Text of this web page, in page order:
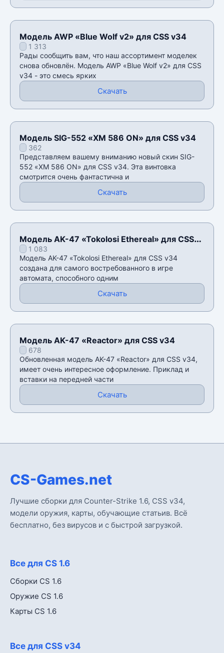
Модель AWP «Blue Wolf v2» для CSS v34
1 313
Рады сообщить вам, что наш ассортимент моделек
снова обновлён. Модель AWP «Blue Wolf v2» для CSS
v34 - это смесь ярких
Скачать
Модель SIG-552 «XM 586 ON» для CSS v34
362
Представляем вашему вниманию новый скин SIG-
552 «XM 586 ON» для CSS v34. Эта винтовка
смотрится очень фантастична и
Скачать
Модель AK-47 «Tokolosi Ethereal» для CSS
v341 083
Модель AK-47 «Tokolosi Ethereal» для CSS v34
создана для самого востребованного в игре
автомата, способного одним
Скачать
Модель AK-47 «Reactor» для CSS v34
678
Обновленная модель AK-47 «Reactor» для CSS v34,
имеет очень интересное оформление. Приклад и
вставки на передней части
Скачать
CS-Games.net
Лучшие сборки для Counter-Strike 1.6, CSS v34,
модели оружия, карты, обучающие статьив. Всё
бесплатно, без вирусов и с быстрой загрузкой.
Все для CS 1.6
Сборки CS 1.6
Оружие CS 1.6
Карты CS 1.6
Все для CSS v34